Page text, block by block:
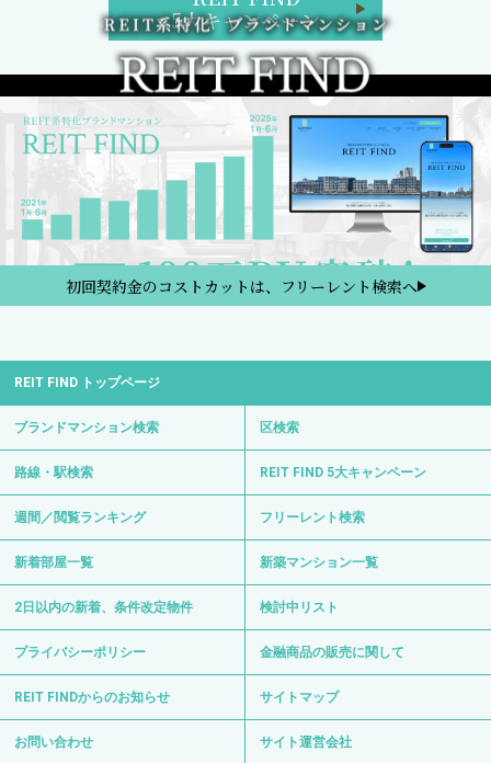
5大キャンペーン
初回契約金のコストカットは、フリーレント検索へ
REIT FIND トップページ
ブランドマンション検索 区検索
路線・駅検索 REIT FIND 5大キャンペーン
週間／閲覧ランキング フリーレント検索
新着部屋一覧 新築マンション一覧
2日以内の新着、条件改定物件 検討中リスト
プライバシーポリシー 金融商品の販売に関して
REIT FINDからのお知らせ サイトマップ
お問い合わせ サイト運営会社